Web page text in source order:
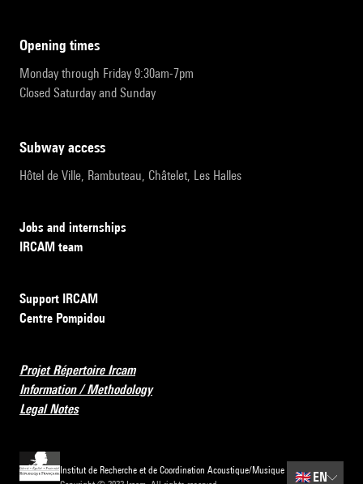
opening times
Monday through Friday 9:30am-7pm
Closed Saturday and Sunday
subway access
Hôtel de Ville, Rambuteau, Châtelet, Les Halles
Jobs and internships
IRCAM team
Support IRCAM
Centre Pompidou
Projet Répertoire Ircam
Information / Methodology
Legal Notes
Institut de Recherche et de Coordination Acoustique/Musique
🇬🇧 EN